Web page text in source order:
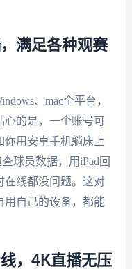
满足各种观赛
、mac全平台，
心的是，一个账号可
用安卓手机躺床上
球员数据，用iPad回
在线都没问题。这对
用自己的设备，都能
，4K直播无压